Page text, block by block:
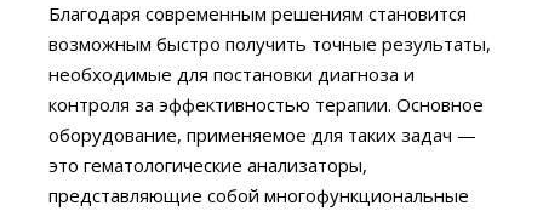
Благодаря современным решениям становится
возможным быстро получить точные результаты,
необходимые для постановки диагноза и
контроля за эффективностью терапии. Основное
оборудование, применяемое для таких задач —
это гематологические анализаторы,
представляющие собой многофункциональные